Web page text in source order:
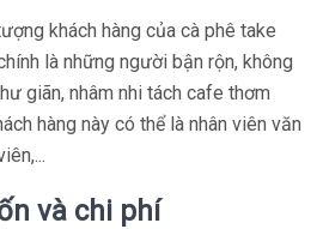
khách hàng của cà phê take
là những người bận rộn, không
giãn, nhâm nhi tách cafe thơm
hàng này có thể là nhân viên văn
và chi phí